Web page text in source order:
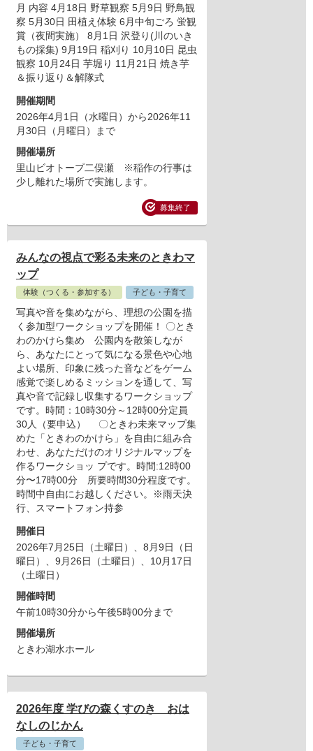
月 内容 4月18日 野草観察 5月9日 野鳥観
察 5月30日 田植え体験 6月中旬ごろ 蛍観
賞（夜間実施） 8月1日 沢登り(川のいき
もの採集) 9月19日 稲刈り 10月10日 昆虫
観察 10月24日 芋堀り 11月21日 焼き芋
＆振り返り＆解隊式
開催期間
2026年4月1日（水曜日）から2026年11
月30日（月曜日）まで
開催場所
里山ビオトープ二俣瀬 ※稲作の行事は
少し離れた場所で実施します。
募集終了
みんなの視点で彩る未来のときわマ
ップ
体験（つくる・参加する） 子ども・子育て
写真や音を集めながら、理想の公園を描
く参加型ワークショップを開催！ 〇とき
わのかけら集め 公園内を散策しなが
ら、あなたにとって気になる景色や心地
よい場所、印象に残った音などをゲーム
感覚で楽しめるミッションを通して、写
真や音で記録し収集するワークショップ
です。時間：10時30分～12時00分定員
30人（要申込） 〇ときわ未来マップ集
めた「ときわのかけら」を自由に組み合
わせ、あなただけのオリジナルマップを
作るワークショッ プです。時間:12時00
分〜17時00分 所要時間30分程度です。
時間中自由にお越しください。※雨天決
行、スマートフォン持参
開催日
2026年7月25日（土曜日）
、8月9日（日
曜日）
、9月26日（土曜日）
、10月17日
（土曜日）
開催時間
午前10時30分から午後5時00分まで
開催場所
ときわ湖水ホール
2026年度 学びの森くすのき おは
なしのじかん
子ども・子育て